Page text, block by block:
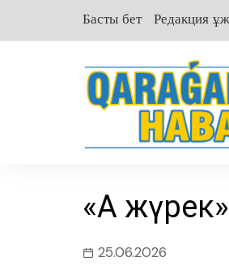
Басты бет Редакция
«Ақ
25.06.2026